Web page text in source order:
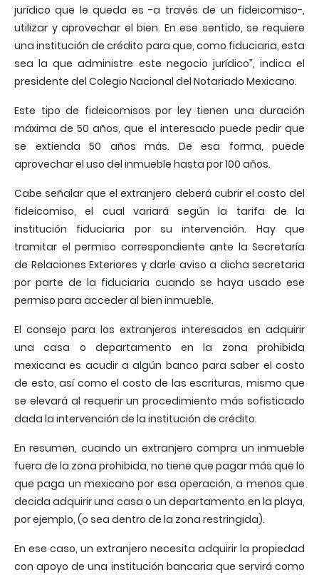
jurídico que le queda es -a través de un fideicomiso-,
utilizar y aprovechar el bien. En ese sentido, se requiere
una institución de crédito para que, como fiduciaria, esta
sea la que administre este negocio jurídico”, indica el
presidente del Colegio Nacional del Notariado Mexicano.
Este tipo de fideicomisos por ley tienen una duración
máxima de 50 años, que el interesado puede pedir que
se extienda 50 años más. De esa forma, puede
aprovechar el uso del inmueble hasta por 100 años.
Cabe señalar que el extranjero deberá cubrir el costo del
fideicomiso, el cual variará según la tarifa de la
institución fiduciaria por su intervención. Hay que
tramitar el permiso correspondiente ante la Secretaría
de Relaciones Exteriores y darle aviso a dicha secretaria
por parte de la fiduciaria cuando se haya usado ese
permiso para acceder al bien inmueble.
El consejo para los extranjeros interesados en adquirir
una casa o departamento en la zona prohibida
mexicana es acudir a algún banco para saber el costo
de esto, así como el costo de las escrituras, mismo que
se elevará al requerir un procedimiento más sofisticado
dada la intervención de la institución de crédito.
En resumen, cuando un extranjero compra un inmueble
fuera de la zona prohibida, no tiene que pagar más que lo
que paga un mexicano por esa operación, a menos que
decida adquirir una casa o un departamento en la playa,
por ejemplo, (o sea dentro de la zona restringida).
En ese caso, un extranjero necesita adquirir la propiedad
con apoyo de una institución bancaria que servirá como